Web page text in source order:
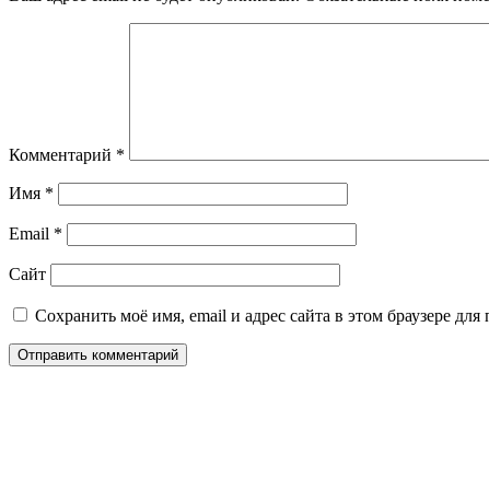
Комментарий *
Имя *
Email *
Сайт
Сохранить моё имя, email и адрес сайта в этом браузере